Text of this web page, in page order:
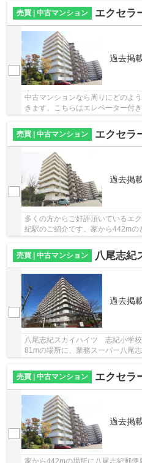
売買 | 中古マンション
エクセラート
過去掲
中古マンションなら周りにどのよ
きます。こちらはエレベーター付
売買 | 中古マンション
エクセラート
過去掲
多くの方からご好評頂いている
紀駅のご紹介です。家から442m
売買 | 中古マンション
八尾志紀スカ
過去掲
八尾志紀スカイハイツ 志紀小学
81mの場所に、業務スーパー八尾
売買 | 中古マンション
エクセラート
過去掲
家から442mの場所に八尾志紀郵